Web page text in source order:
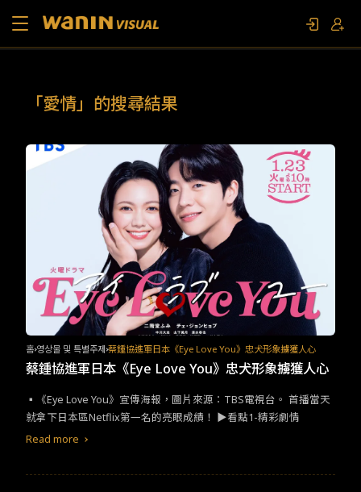
영상물 및 특별주제
팬 이벤트
TW EN JP KR
「愛情」的搜尋結果
홈 영상물 및 특별주제 蔡鍾協進軍日本《Eye Love You》忠犬形象擄獲人心
蔡鍾協進軍日本《Eye Love You》忠犬形象擄獲人心
▪︎《Eye Love You​》宣傳海報，圖片來源：​TBS​電視台。​ ​​首播當天
就拿下日本區​Netflix​第一名的亮眼成績！​ ​​▶看點​1-​精彩劇情​
Read more